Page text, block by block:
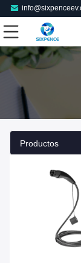
Productos